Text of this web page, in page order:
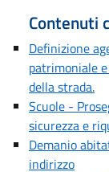
Contenuti
Definizione
patrimoniale
della strada.
Scuole -
sicurezza e
Demanio
indirizzo